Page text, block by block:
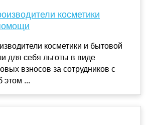
косметики
косметики и бытовой
для себя льготы в виде
взносов за сотрудников с
этом ...